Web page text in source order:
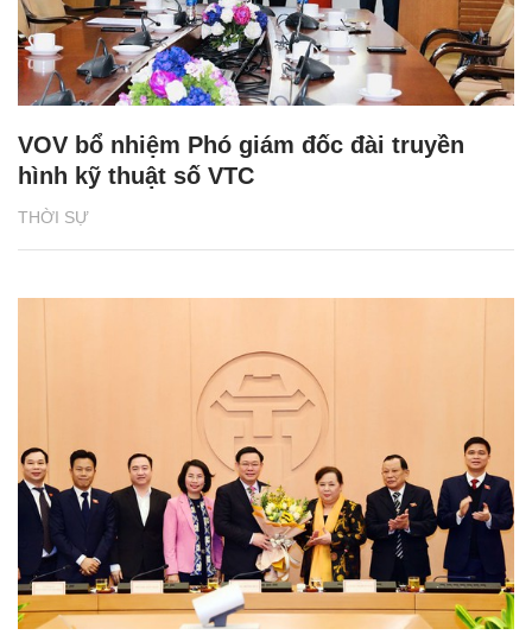
THỜI SỰ
VOV bổ nhiệm Phó giám đốc đài truyền
hình kỹ thuật số VTC